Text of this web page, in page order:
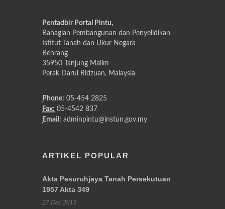
Pentadbir Portal Pintu,
Bahagian Pembangunan dan Penyelidikan
Istitut Tanah dan Ukur Negara
Behrang
35950 Tanjung Malim
Perak Darul Ridzuan, Malaysia
Phone: 05-454 2825
Fax: 05-4542 837
Email: adminpintu@instun.gov.my
ARTIKEL POPULAR
Akta Pesuruhjaya Tanah Persekutuan
1957 Akta 349
27 Dec 2015